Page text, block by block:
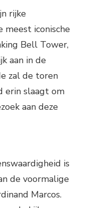
rijke
meest iconische
Bell Tower,
aan in de
zal de toren
erin slaagt om
aan deze
is
de voormalige
Marcos.